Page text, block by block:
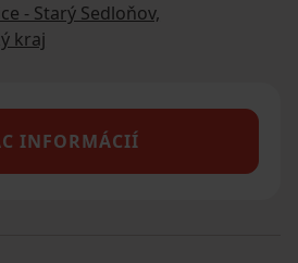
- Starý Sedloňov,
kraj
INFORMÁCIÍ